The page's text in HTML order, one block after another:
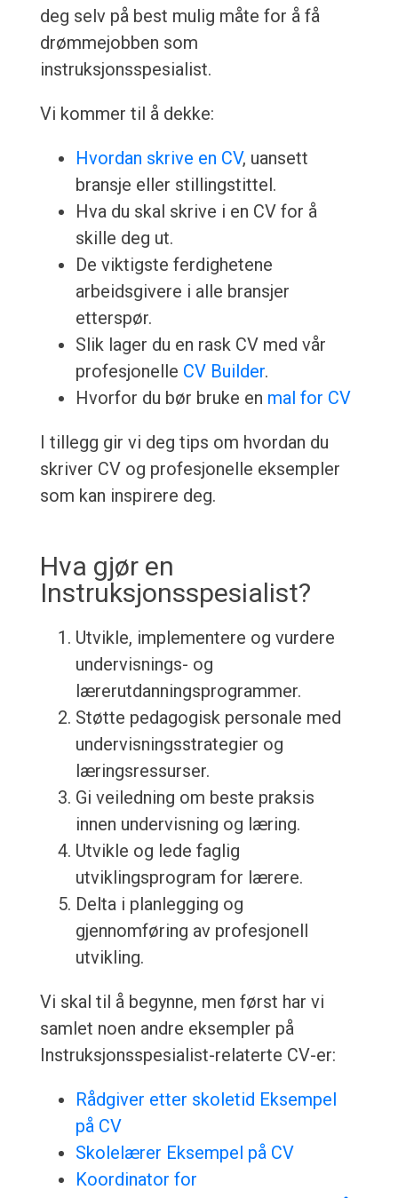
deg selv på best mulig måte for å få
drømmejobben som
instruksjonsspesialist.
Vi kommer til å dekke:
Hvordan skrive en CV, uansett
bransje eller stillingstittel.
Hva du skal skrive i en CV for å
skille deg ut.
De viktigste ferdighetene
arbeidsgivere i alle bransjer
etterspør.
Slik lager du en rask CV med vår
profesjonelle CV Builder.
Hvorfor du bør bruke en mal for CV
I tillegg gir vi deg tips om hvordan du
skriver CV og profesjonelle eksempler
som kan inspirere deg.
Hva gjør en
Instruksjonsspesialist?
Utvikle, implementere og vurdere
undervisnings- og
lærerutdanningsprogrammer.
Støtte pedagogisk personale med
undervisningsstrategier og
læringsressurser.
Gi veiledning om beste praksis
innen undervisning og læring.
Utvikle og lede faglig
utviklingsprogram for lærere.
Delta i planlegging og
gjennomføring av profesjonell
utvikling.
Vi skal til å begynne, men først har vi
samlet noen andre eksempler på
Instruksjonsspesialist-relaterte CV-er:
Rådgiver etter skoletid Eksempel
på CV
Skolelærer Eksempel på CV
Koordinator for